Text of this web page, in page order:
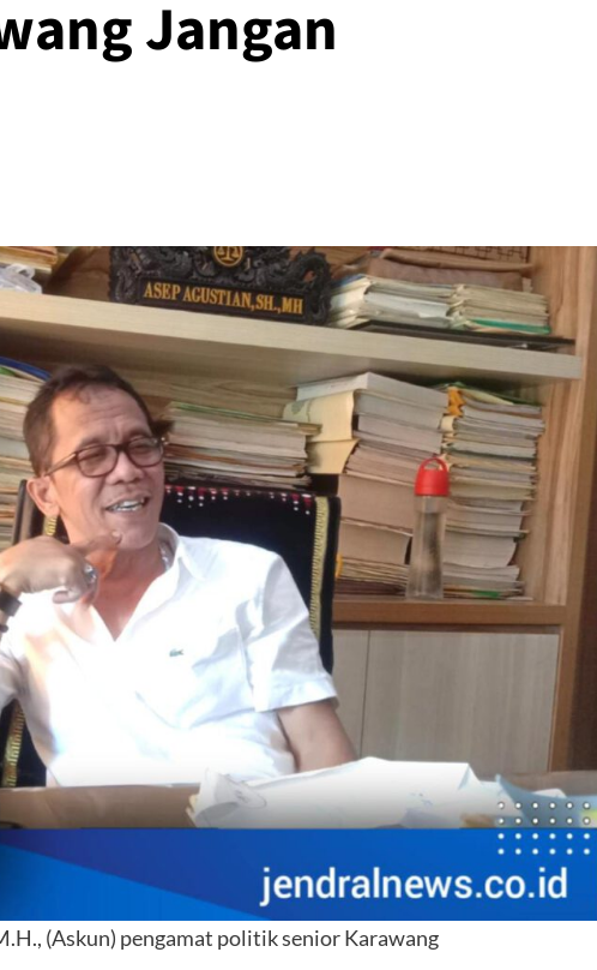
Jangan
(Askun) pengamat politik senior Karawang